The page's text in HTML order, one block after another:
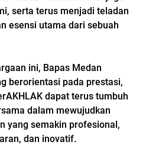
serta terus menjadi teladan
esensi utama dari sebuah
ini, Bapas Medan
berorientasi pada prestasi,
dapat terus tumbuh
dalam mewujudkan
yang semakin profesional,
dan inovatif.